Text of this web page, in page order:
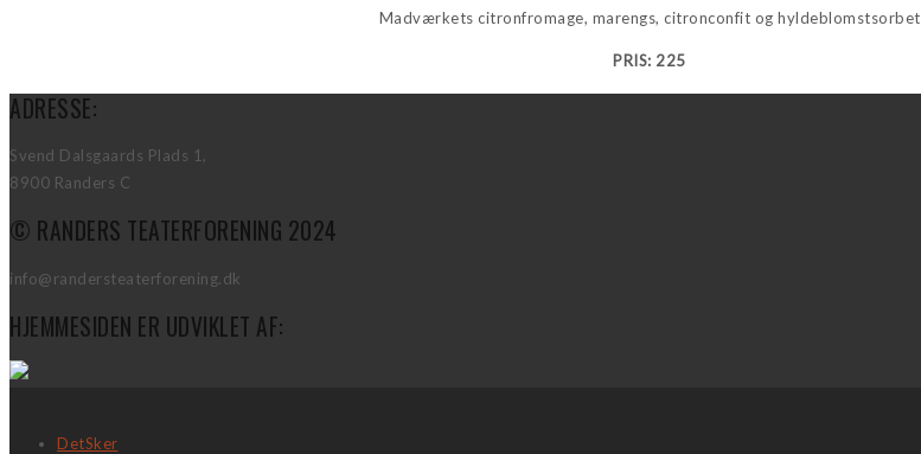
Madværkets citronfromage, marengs, citronconfit og hyldeblomstsorbet
PRIS: 225
ADRESSE:
Svend Dalsgaards Plads 1,
8900 Randers C
© RANDERS TEATERFORENING 2024
info@randersteaterforening.dk
HJEMMESIDEN ER UDVIKLET AF:
DetSker